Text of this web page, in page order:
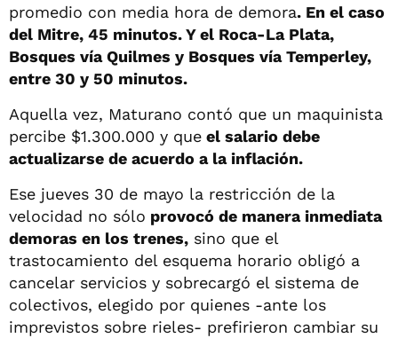
promedio con media hora de demora. En el caso
del Mitre, 45 minutos. Y el Roca-La Plata,
Bosques vía Quilmes y Bosques vía Temperley,
entre 30 y 50 minutos.
Aquella vez, Maturano contó que un maquinista
percibe $1.300.000 y que el salario debe
actualizarse de acuerdo a la inflación.
Ese jueves 30 de mayo la restricción de la
velocidad no sólo provocó de manera inmediata
demoras en los trenes, sino que el
trastocamiento del esquema horario obligó a
cancelar servicios y sobrecargó el sistema de
colectivos, elegido por quienes -ante los
imprevistos sobre rieles- prefirieron cambiar su